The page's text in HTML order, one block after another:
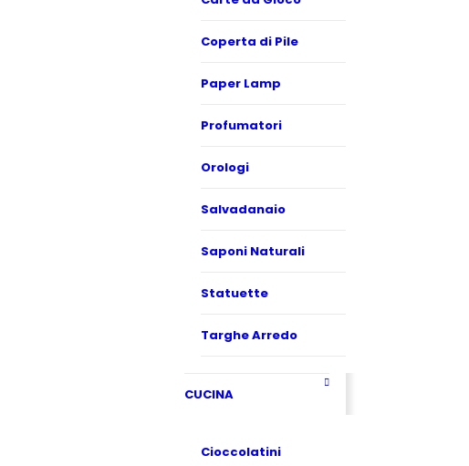
Coperta di Pile
Paper Lamp
Profumatori
Orologi
Salvadanaio
Saponi Naturali
Statuette
Targhe Arredo
CUCINA
Cioccolatini